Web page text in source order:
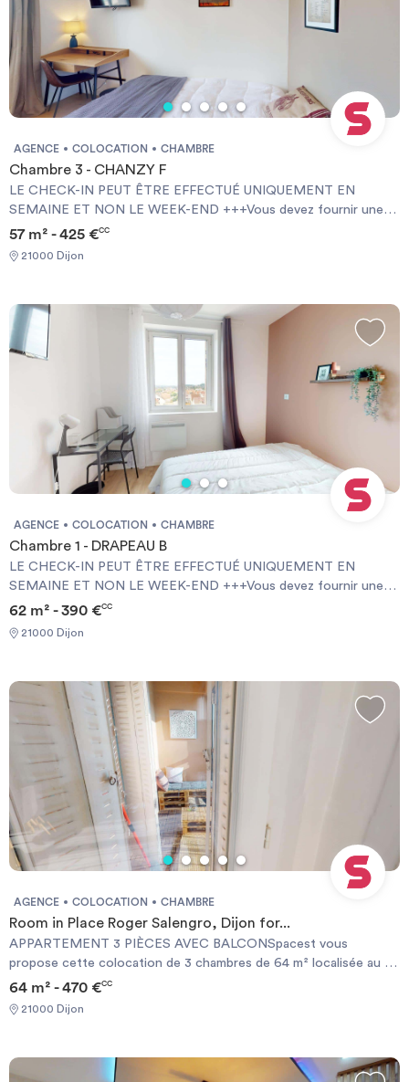
AGENCE COLOCATION CHAMBRE
Chambre 3 - CHANZY F
LE CHECK-IN PEUT ÊTRE EFFECTUÉ UNIQUEMENT EN
SEMAINE ET NON LE WEEK-END +++Vous devez fournir une
Garantie Visale obligatoirement et une assurance habitation+++
[ENG] CHECK-IN CAN ONLY BE DONE ON WEEKDAYS AND
NOT AT WEEKENDS +++You must provide a Visale Guarantee
57 m² - 425 €CC
21000 Dijon
AGENCE COLOCATION CHAMBRE
Chambre 1 - DRAPEAU B
LE CHECK-IN PEUT ÊTRE EFFECTUÉ UNIQUEMENT EN
SEMAINE ET NON LE WEEK-END +++Vous devez fournir une
Garantie Visale obligatoirement et une assurance habitation+++
[ENG] CHECK-IN CAN ONLY BE DONE ON WEEKDAYS AND
NOT AT WEEKENDS +++You must provide a Visale Guarantee
62 m² - 390 €CC
21000 Dijon
AGENCE COLOCATION CHAMBRE
Room in Place Roger Salengro, Dijon for...
APPARTEMENT 3 PIÈCES AVEC BALCONSpacest vous
propose cette colocation de 3 chambres de 64 m² localisée au 8
Place Roger Salengro (Dijon, 21000).🛌 LA CHAMBRELa chambre
2 offre un accès direct à la loggia commune avec le salon. Cette
comporte un salon très lumineux aménagé avec un canapé, des
tables basses, une TV et une table à manger idéale pour partager
64 m² - 470 €CC
21000 Dijon